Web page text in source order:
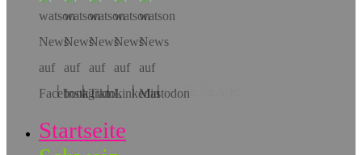
Hol dir die App!
Startseite